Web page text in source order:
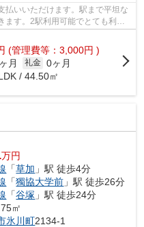
払いいただけます。駅まで平坦な
ます。2駅利用可能でとても利便
(管理費等：3,000円 )
月 礼金 0ヶ月
/ 44.50㎡
万円
「草加 」駅 徒歩4分
「獨協大学前 」駅 徒歩26分
「谷塚 」駅 徒歩24分
㎡
氷川町2134-1